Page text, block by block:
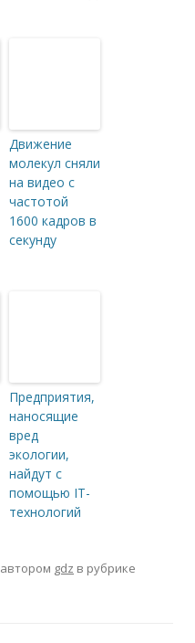
Движение
молекул сняли
на видео с
частотой
1600 кадров в
секунду
Предприятия,
наносящие
вред
экологии,
найдут с
помощью IT-
технологий
автором gdz в рубрике